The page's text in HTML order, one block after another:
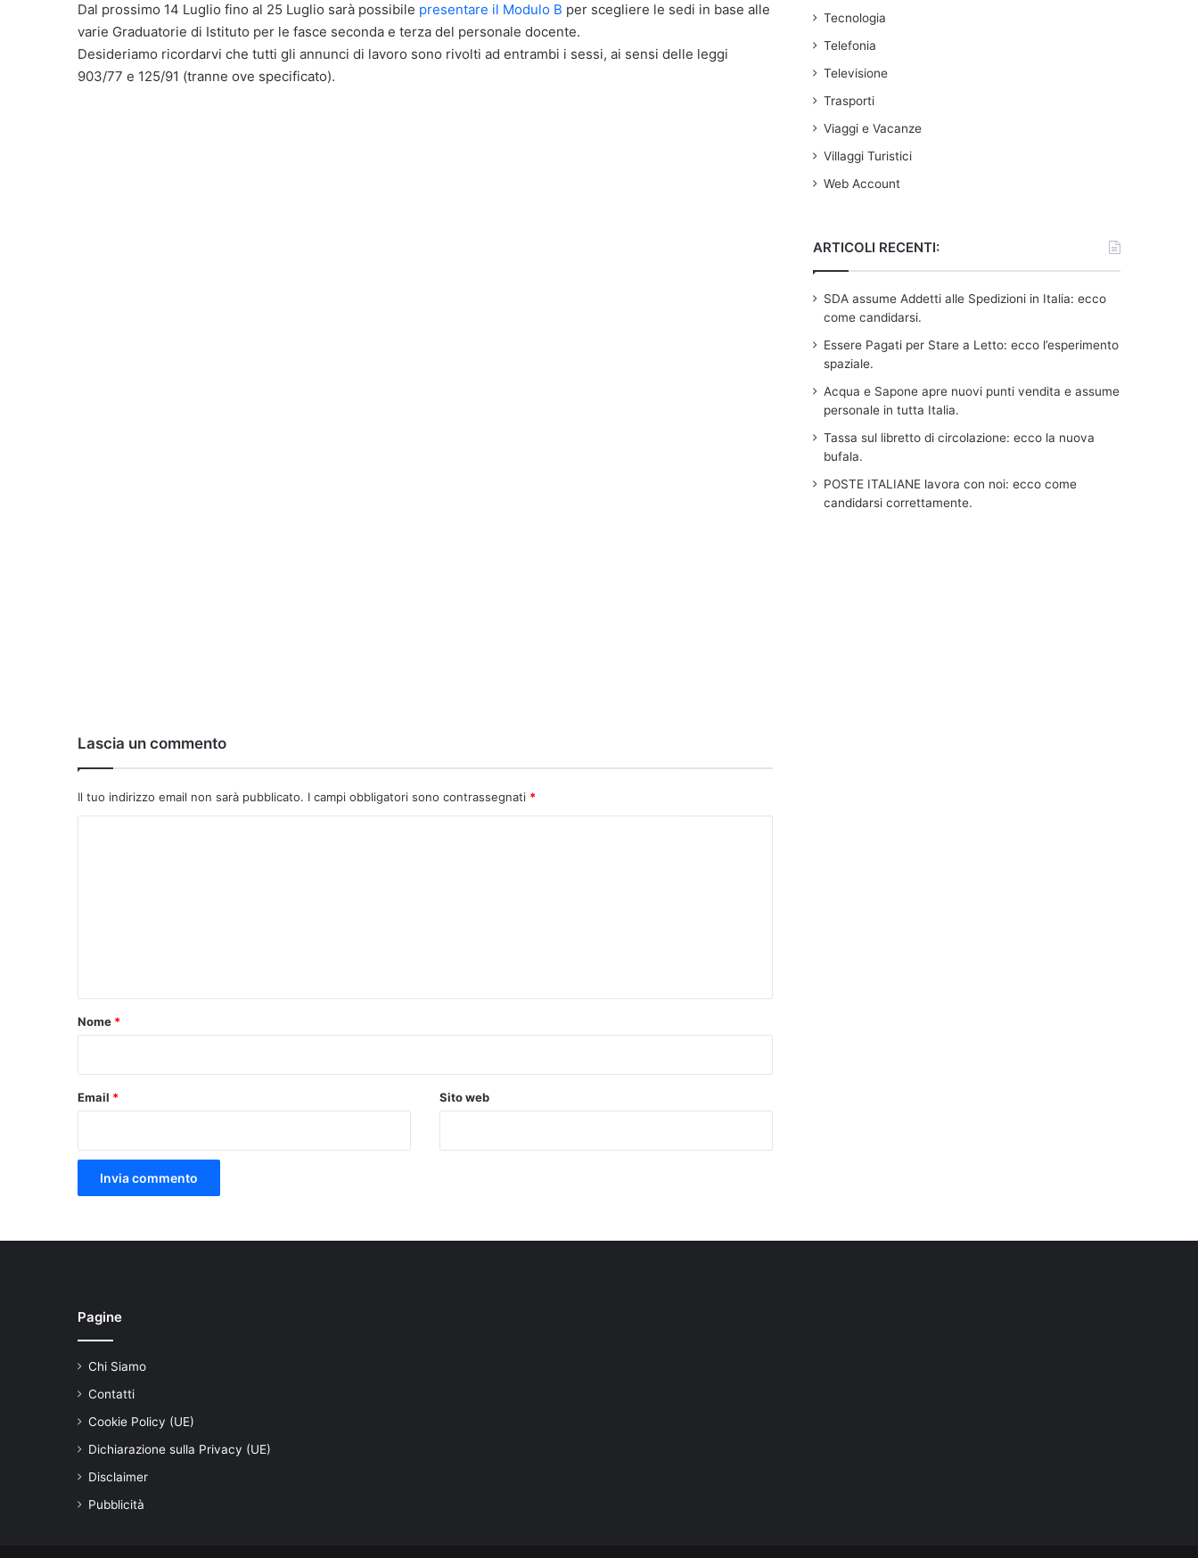
Dal prossimo 14 Luglio fino al 25 Luglio sarà possibile presentare il Modulo B per scegliere le sedi in base alle
varie Graduatorie di Istituto per le fasce seconda e terza del personale docente.
Desideriamo ricordarvi che tutti gli annunci di lavoro sono rivolti ad entrambi i sessi, ai sensi delle leggi
903/77 e 125/91 (tranne ove specificato).
Lascia un commento
Il tuo indirizzo email non sarà pubblicato. I campi obbligatori sono contrassegnati *
o
Nome *
Email * Sito web
Tecnologia
Telefonia
Televisione
Trasporti
Viaggi e Vacanze
Villaggi Turistici
Web Account
ARTICOLI RECENTI:
SDA assume Addetti alle Spedizioni in Italia: ecco
come candidarsi.
Essere Pagati per Stare a Letto: ecco l’esperimento
spaziale.
Acqua e Sapone apre nuovi punti vendita e assume
personale in tutta Italia.
Tassa sul libretto di circolazione: ecco la nuova
bufala.
POSTE ITALIANE lavora con noi: ecco come
candidarsi correttamente.
Pagine
Chi Siamo
Contatti
Cookie Policy (UE)
Dichiarazione sulla Privacy (UE)
Disclaimer
Pubblicità